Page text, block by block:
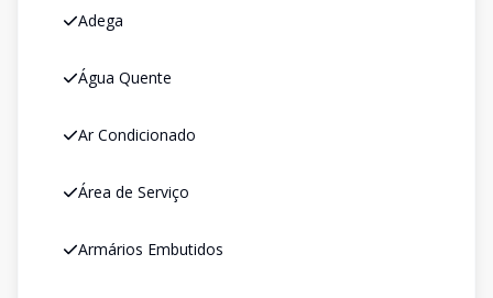
Adega
Água Quente
Ar Condicionado
Área de Serviço
Armários Embutidos